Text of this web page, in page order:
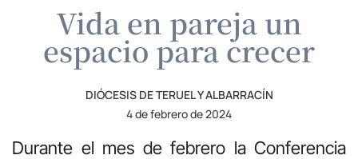
Vida en pareja un
espacio para crecer
DIÓCESIS DE TERUEL Y ALBARRACÍN
4 de febrero de 2024
Durante el mes de febrero la Conferencia